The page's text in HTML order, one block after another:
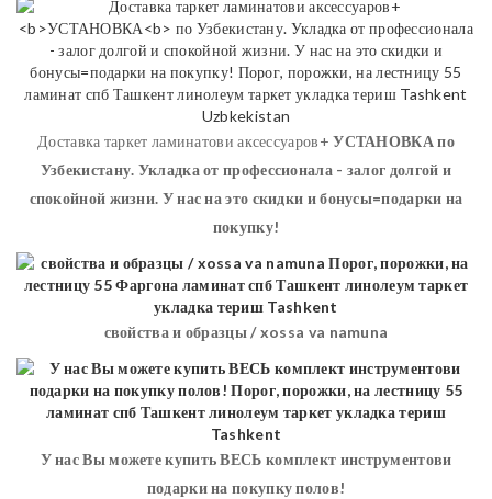
Доставка таркет ламинатови аксессуаров+УСТАНОВКАпо
Узбекистану. Укладка от профессионала - залог долгой и
спокойной жизни. У нас на это скидки и бонусы=подарки на
покупку!
свойства и образцы / xossa va namuna
У нас Вы можете купить ВЕСЬ комплект инструментови
подарки на покупку полов!